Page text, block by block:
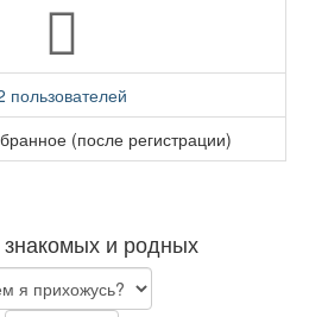
пользователей
(после регистрации)
и родных